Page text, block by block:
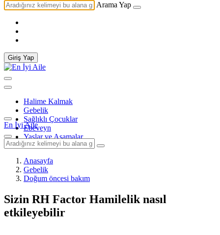
Arama Yap
Giriş Yap
Halime Kalmak
Gebelik
Sağlıklı Çocuklar
Ebeveyn
Yaşlar ve Aşamalar
En İyi Aile
Anasayfa
Gebelik
Doğum öncesi bakım
Sizin RH Factor Hamilelik nasıl
etkileyebilir